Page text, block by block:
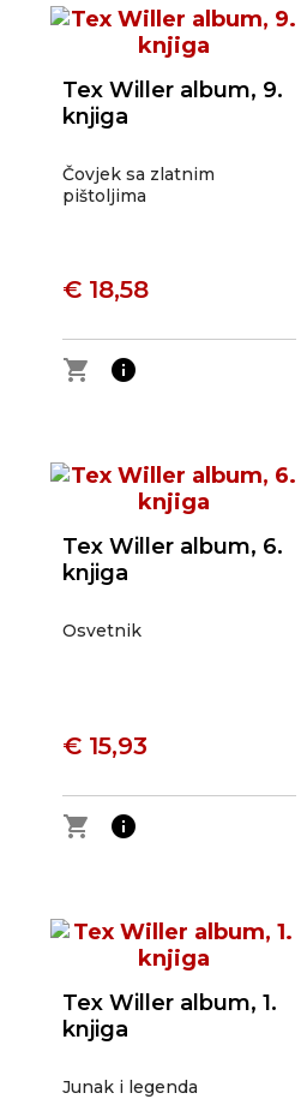
Tex Willer album, 9.
knjiga
Čovjek sa zlatnim
pištoljima
€ 18,58
shopping_cart info
Tex Willer album, 6.
knjiga
Osvetnik
€ 15,93
shopping_cart info
Tex Willer album, 1.
knjiga
Junak i legenda